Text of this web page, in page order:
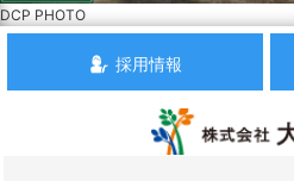
DCP PHOTO
採用情報